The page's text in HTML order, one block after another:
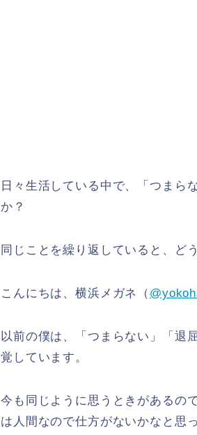
日々生活している中で、「つまら
か？
同じことを繰り返していると、ど
こんにちは、横浜メガネ（
以前の僕は、「つまらない」「退
覚しています。
今も同じように思うときがあるの
は人間なので仕方がないかなと思